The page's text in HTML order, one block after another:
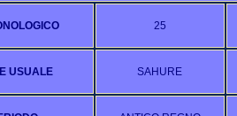
25
USUALE SAHURE